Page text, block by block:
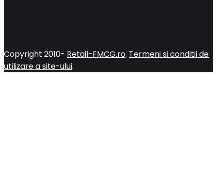
Copyright 2010- Retail-FMCG.ro. Termeni si conditii de
utilizare a site-ului.